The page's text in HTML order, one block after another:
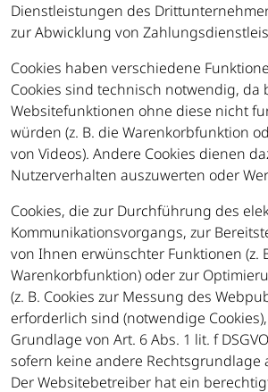
Dienstleistungen des
zur Abwicklung von
Cookies haben verschiedene
Cookies sind technisch notwendig, da
Websitefunktionen ohne diese nicht
würden (z. B. die Warenkorbfunktion
von Videos). Andere Cookies dienen
Nutzerverhalten auszuwerten oder
Cookies, die zur Durchführung des
Kommunikationsvorgangs, zur
von Ihnen erwünschter Funktionen (z.
Warenkorbfunktion) oder zur
(z. B. Cookies zur Messung des
erforderlich sind (notwendige
Grundlage von Art. 6 Abs. 1 lit. f
sofern keine andere Rechtsgrundlage
Der Websitebetreiber hat ein